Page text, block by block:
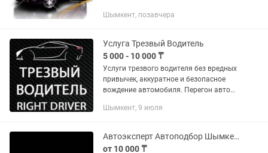
Шымкент, позавчера
Услуга Трезвый Водитель
5 000 - 10 000 ₸
Услуги трезвого водителя без вредных
привычек, аккуратное и безопасное
вождение автомобиля. Перегон авто
Наши услуги - Залог сохранности
Шымкент, 9 июля
Автоэксперт Автоподбор Шымкент
от 10 000 ₸